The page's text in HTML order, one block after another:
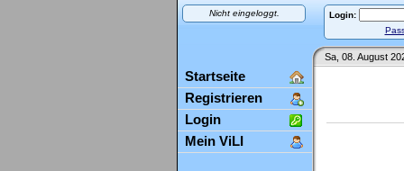
Nicht eingeloggt.
Login:
Sa, 08. August
Startseite
Registrieren
Login
Mein ViLI